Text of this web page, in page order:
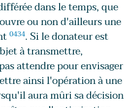
dans le temps, que
ou non d'ailleurs une
0434. Si le donateur est
à transmettre,
attendre pour envisager
ainsi l'opération à une
aura mûri sa décision